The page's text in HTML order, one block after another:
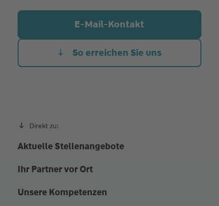
09:00 - 12:00
Mittwoch- und Freitagnachmittag Beratung auch
E-Mail-Kontakt
So erreichen Sie uns
Direkt zu:
Aktuelle Stellenangebote
Ihr Partner vor Ort
Unsere Kompetenzen